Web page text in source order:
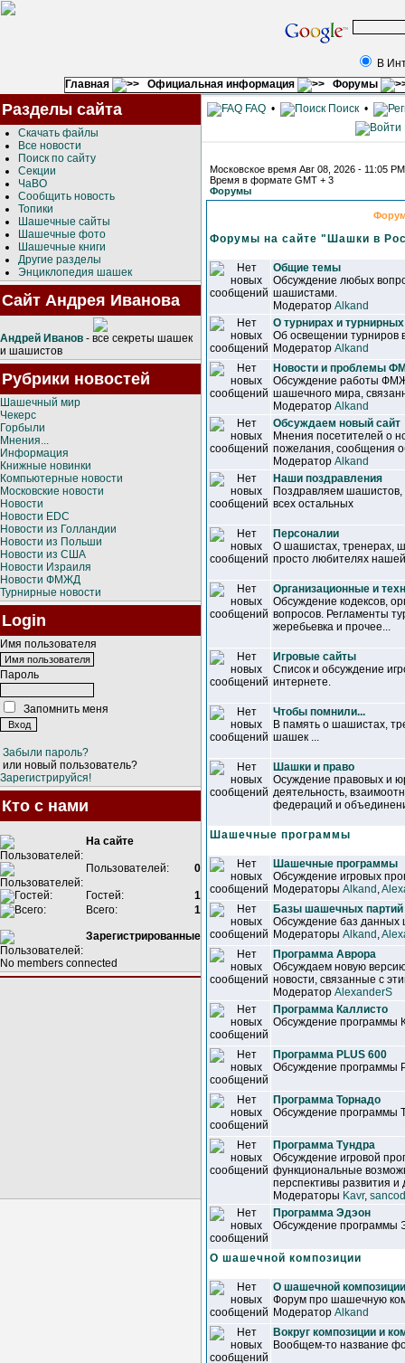
В
Главная
Официальная информация Форумы
Разделы сайта
Скачать файлы
Все новости
Поиск по сайту
Секции
ЧаВО
Сообщить новость
Топики
Шашечные сайты
Шашечные фото
Шашечные книги
Другие разделы
Энциклопедия шашек
Сайт Андрея Иванова
Андрей Иванов - все секреты шашек
и шашистов
Рубрики новостей
Шашечный мир
Чекерс
Горбыли
Мнения...
Информация
Книжные новинки
Компьютерные новости
Московские новости
Новости
Новости EDC
Новости из Голландии
Новости из Польши
Новости из США
Новости Израиля
Новости ФМЖД
Турнирные новости
Login
Имя пользователя
Пароль
Запомнить меня
Забыли пароль?
или новый пользователь?
Зарегистрируйся!
Кто с нами
На сайте
Пользователей: 0
Гостей:
1
Всего:
1
Зарегистрированные
No members connected
FAQ • Поиск •
Московское время Авг 08, 2026 - 11:05 PM
Время в формате GMT + 3
Форумы
Форумы на сайте "Шашки в
Общие темы
Обсуждение любых
шашистами.
Модератор Alkand
О турнирах и
Об освещении турниров
Модератор Alkand
Новости и проблемы
Обсуждение работы
шашечного мира,
Модератор Alkand
Обсуждаем новый сайт
Мнения посетителей о
пожелания, сообщения
Модератор Alkand
Наши поздравления
Поздравляем шашистов,
всех остальных
Персоналии
О шашистах, тренерах,
просто любителях
Организационные и
Обсуждение кодексов,
вопросов. Регламенты
жеребьевка и прочее...
Игровые сайты
Список и обсуждение
интернете.
Чтобы помнили...
В память о шашистах,
шашек ...
Шашки и право
Осуждение правовых и
деятельность,
федераций и
Шашечные программы
Шашечные программы
Обсуждение игровых
Модераторы Alkand ,
Базы шашечных партий
Обсуждение баз
Модераторы Alkand ,
Программа Аврора
Обсуждаем новую
новости, связанные с
Модератор AlexanderS
Программа Каллисто
Обсуждение программы
Программа PLUS 600
Обсуждение программы
Программа Торнадо
Обсуждение программы
Программа Тундра
Обсуждение игровой
функциональные
перспективы развития и
Модераторы Kavr,
Программа Эдэон
Обсуждение программы
О шашечной композиции
О шашечной композиции
Форум про шашечную
Модератор Alkand
Вокруг композиции и
Вообщем-то название